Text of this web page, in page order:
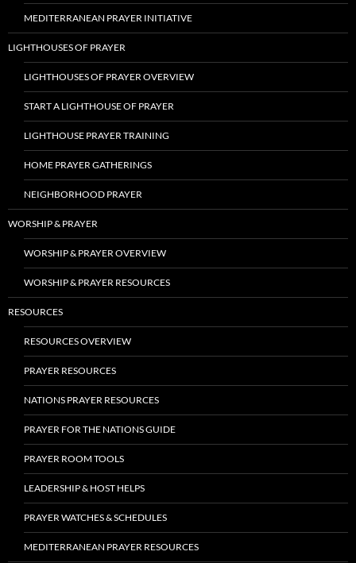
MEDITERRANEAN PRAYER INITIATIVE
LIGHTHOUSES OF PRAYER
LIGHTHOUSES OF PRAYER OVERVIEW
START A LIGHTHOUSE OF PRAYER
LIGHTHOUSE PRAYER TRAINING
HOME PRAYER GATHERINGS
NEIGHBORHOOD PRAYER
WORSHIP & PRAYER
WORSHIP & PRAYER OVERVIEW
WORSHIP & PRAYER RESOURCES
RESOURCES
RESOURCES OVERVIEW
PRAYER RESOURCES
NATIONS PRAYER RESOURCES
PRAYER FOR THE NATIONS GUIDE
PRAYER ROOM TOOLS
LEADERSHIP & HOST HELPS
PRAYER WATCHES & SCHEDULES
MEDITERRANEAN PRAYER RESOURCES